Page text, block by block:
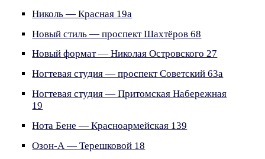
Николь — Красная 19а
Новый стиль — проспект Шахтёров 68
Новый формат — Николая Островского 27
Ногтевая студия — проспект Советский 63а
Ногтевая студия — Притомская Набережная
19
Нота Бене — Красноармейская 139
Озон-А — Терешковой 18